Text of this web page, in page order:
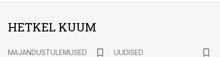
HETKEL KUUM
MAJANDUSTULEMUSED
UUDISED